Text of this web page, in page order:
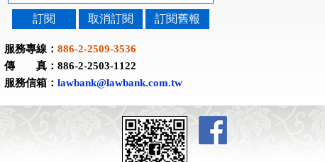
訂閱 取消訂閱 訂閱舊報
服務專線： 886-2-2509-3536
傳 真：886-2-2503-1122
服務信箱： lawbank@lawbank.com.tw